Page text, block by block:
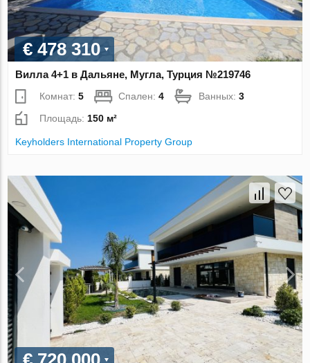
€ 478 310
Вилла 4+1 в Дальяне, Мугла, Турция №219746
Комнат:5 Спален:4 Ванных:3
Площадь: 150 м²
Keyholders International Property Group